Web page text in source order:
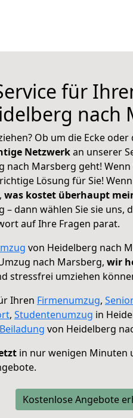
für
nach
Ob um die Ecke
Netzwerkan unserer
nach Marsberg geht!
Lösung für Sie!
was kostet überhaupt
– dann wählen Sie sie uns,
auf Ihre Fragen parat.
von Heidelberg nach
nach Marsberg, wir
stressfrei umziehen
Ihren Firmenumzug,
, Studentenumzug in
Beiladung von Heidelberg
in nur wenigen Minuten
Kostenlose Angebote